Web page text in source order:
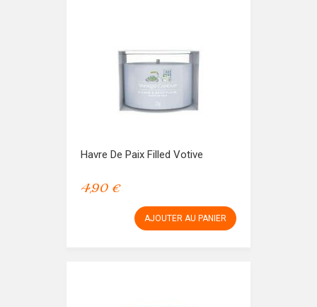
Havre De Paix Filled Votive
4,90 €
AJOUTER AU PANIER